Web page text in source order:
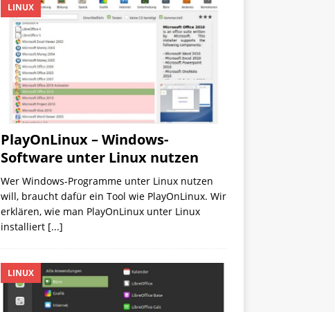
PlayOnLinux – Windows-
Software unter Linux nutzen
LINUX
Wer Windows-Programme unter Linux nutzen
will, braucht dafür ein Tool wie PlayOnLinux. Wir
erklären, wie man PlayOnLinux unter Linux
installiert [...]
LINUX